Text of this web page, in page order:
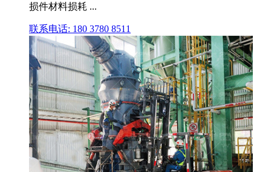
损件材料损耗 ...
联系电话: 180 3780 8511